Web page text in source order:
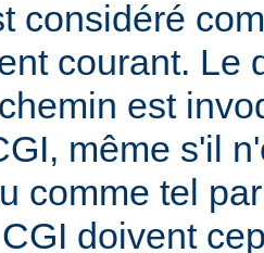
considéré
courant. Le
est
même s'il
comme tel
doivent